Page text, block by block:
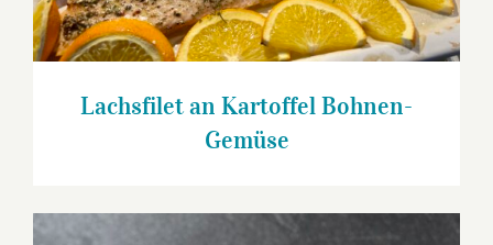
Lachsfilet an Kartoffel Bohnen-
Gemüse